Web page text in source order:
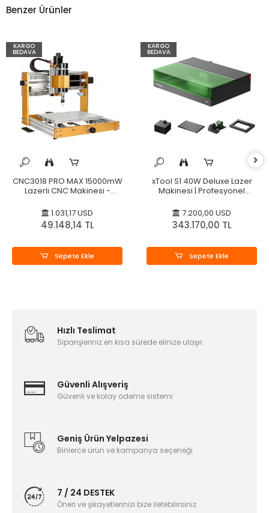
Benzer Ürünler
KARGO
BEDAVA
CNC3018 PRO MAX 15000mW
Lazerli CNC Makinesi -
1.031,17 USD
49.148,14 TL
Sepete Ekle
KARGO
BEDAVA
xTool S1 40W Deluxe Lazer
Makinesi | Profesyonel
7.200,00 USD
343.170,00 TL
Sepete Ekle
Hızlı Teslimat
Siparişleriniz en kısa sürede elinize ulaşır.
Güvenli Alışveriş
Güvenli ve kolay ödeme sistemi
Geniş Ürün Yelpazesi
Binlerce ürün ve kampanya seçeneği
7 / 24 DESTEK
Öneri ve şikayetlerinizi bize iletebilirsiniz.